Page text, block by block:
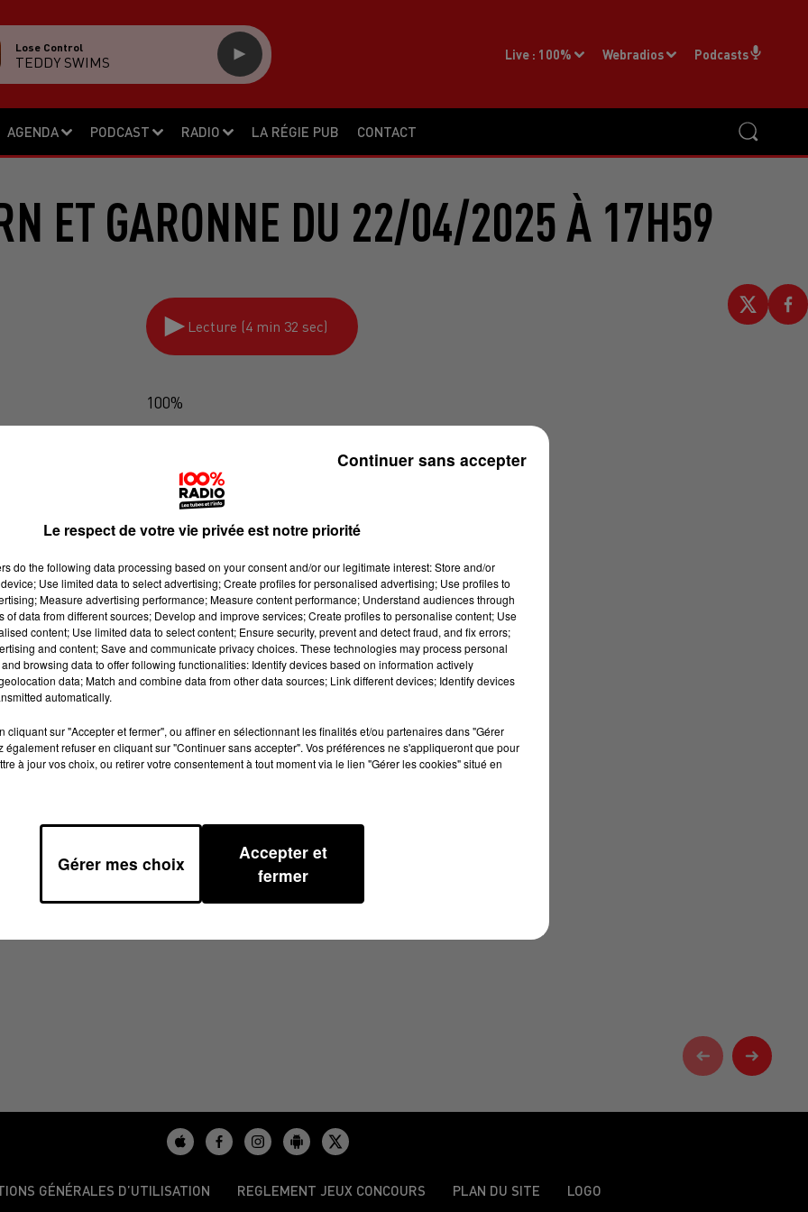
AGENDA PODCAST RADIO LA RÉGIE PUB CONTACT
Live : 100% Webradios Podcasts
Lose Control
TEDDY SWIMS
ET GARONNE DU 22/04/2025 À 17H59
Lecture (4 min 32 sec)
100%
2025 À 17H59
GÉNÉRALES D’UTILISATION REGLEMENT JEUX CONCOURS PLAN DU SITE LOGO
Le respect de votre vie privée est notre priorité
do the following data processing based on your consent and/or our legitimate interest: Store and/or
Use limited data to select advertising; Create profiles for personalised advertising; Use profiles to
Measure advertising performance; Measure content performance; Understand audiences through
of data from different sources; Develop and improve services; Create profiles to personalise content; Use
content; Use limited data to select content; Ensure security, prevent and detect fraud, and fix errors;
and content; Save and communicate privacy choices. These technologies may process personal
browsing data to offer following functionalities: Identify devices based on information actively
data; Match and combine data from other data sources; Link different devices; Identify devices
automatically.
cliquant sur "Accepter et fermer", ou affiner en sélectionnant les finalités et/ou partenaires dans "Gérer
également refuser en cliquant sur "Continuer sans accepter". Vos préférences ne s'appliqueront que pour
à jour vos choix, ou retirer votre consentement à tout moment via le lien "Gérer les cookies" situé en
Gérer mes choix
Accepter et
fermer
Continuer sans accepter